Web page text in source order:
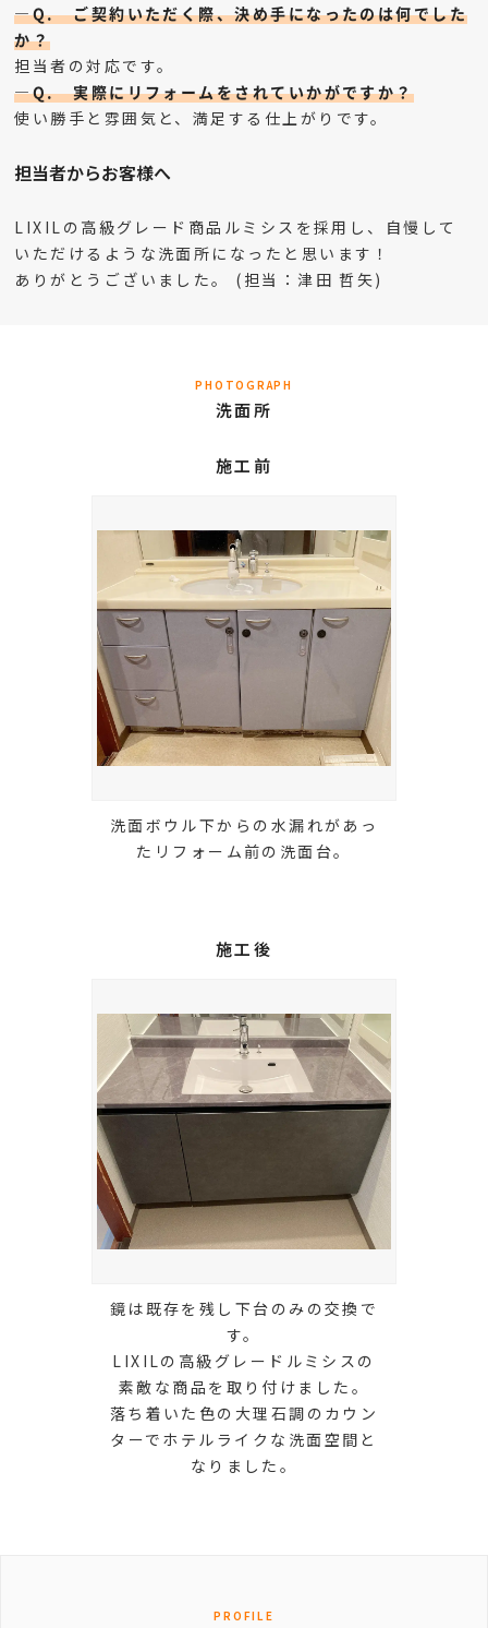
—Q. ご契約いただく際、決め手になったのは何でした
か？
担当者の対応です。
—Q. 実際にリフォームをされていかがですか？
使い勝手と雰囲気と、満足する仕上がりです。
担当者からお客様へ
LIXILの高級グレード商品ルミシスを採用し、自慢して
いただけるような洗面所になったと思います！
ありがとうございました。 (担当：津田 哲矢)
PHOTOGRAPH
洗面所
施工前
洗面ボウル下からの水漏れがあっ
たリフォーム前の洗面台。
施工後
鏡は既存を残し下台のみの交換で
す。
LIXILの高級グレードルミシスの
素敵な商品を取り付けました。
落ち着いた色の大理石調のカウン
ターでホテルライクな洗面空間と
なりました。
PROFILE